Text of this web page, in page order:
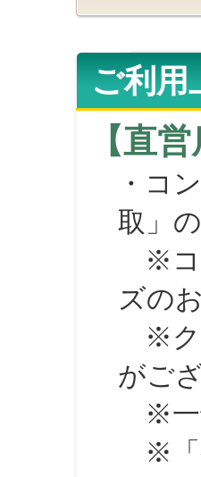
ご利用
【直
・コン
取」
※コン
ズの
※クー
がご
※一部
※「発